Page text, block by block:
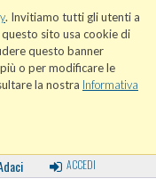
. Invitiamo tutti gli utenti a
sito usa cookie di
questo banner
o per modificare le
la nostra Informativa
ACCEDI